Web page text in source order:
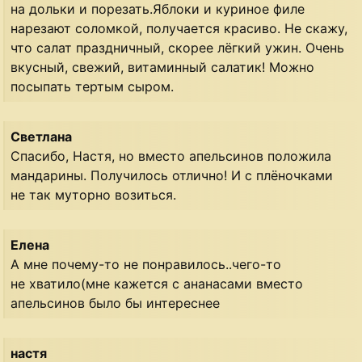
на дольки и порезать.Яблоки и куриное филе
нарезают соломкой, получается красиво. Не скажу,
что салат праздничный, скорее лёгкий ужин. Очень
вкусный, свежий, витаминный салатик! Можно
посыпать тертым сыром.
Светлана
Спасибо, Настя, но вместо апельсинов положила
мандарины. Получилось отлично! И с плёночками
не так муторно возиться.
Елена
А мне почему-то не понравилось..чего-то
не хватило(мне кажется с ананасами вместо
апельсинов было бы интереснее
настя